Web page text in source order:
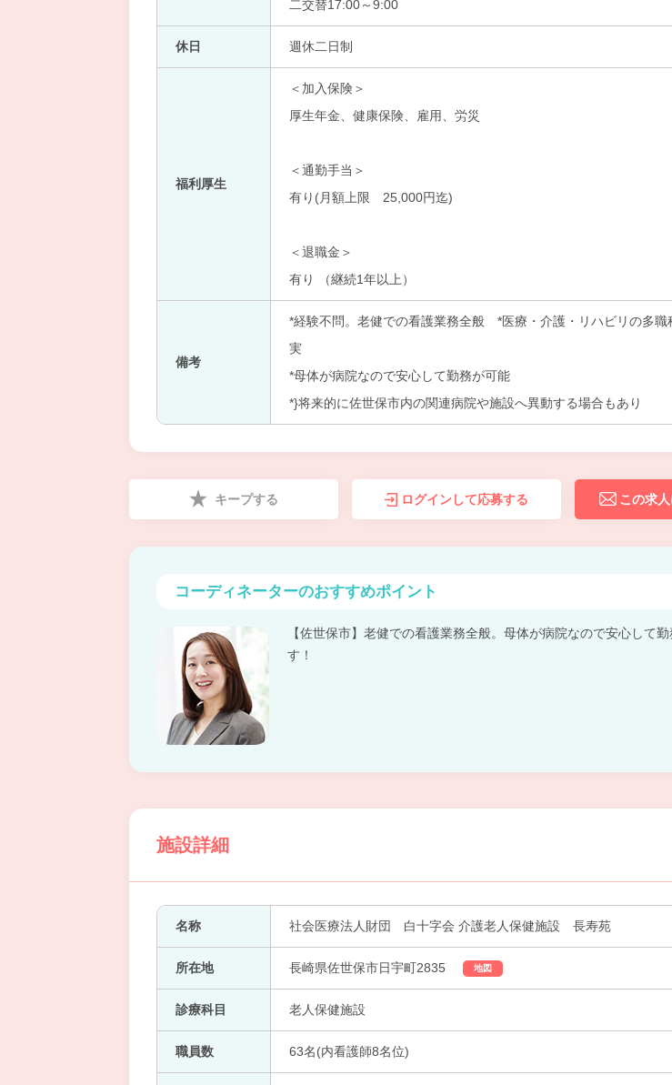
二交替17:00～9:00
休日 週休二日制
福利厚生
＜加入保険＞
厚生年金、健康保険、雇用、労災
＜通勤手当＞
有り(月額上限 25,000円迄)
＜退職金＞
有り （継続1年以上）
備考
*経験不問。老健での看護業務全般 *医療・介護・リハビリの多職
実
*母体が病院なので安心して勤務が可能
*}将来的に佐世保市内の関連病院や施設へ異動する場合もあり
キープする ログインして応募する この求
コーディネーターのおすすめポイント
【佐世保市】老健での看護業務全般。母体が病院なので安心して
す！
施設詳細
名称 社会医療法人財団 白十字会 介護老人保健施設 長寿苑
所在地 長崎県佐世保市日宇町2835 地図
診療科目 老人保健施設
職員数 63名(内看護師8名位)